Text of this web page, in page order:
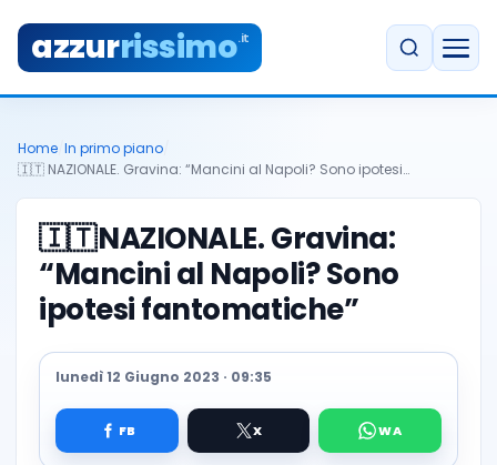
azzurrissimo.it
Home In primo piano
🇮🇹 NAZIONALE. Gravina: “Mancini al Napoli? Sono ipotesi…
🇮🇹NAZIONALE. Gravina:
“Mancini al Napoli? Sono
ipotesi fantomatiche”
lunedì 12 Giugno 2023 · 09:35